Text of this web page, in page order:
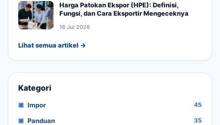
Harga Patokan Ekspor (HPE): Definisi,
Fungsi, dan Cara Eksportir Mengeceknya
16 Jul 2026
Lihat semua artikel →
Kategori
Impor 45
Panduan 35